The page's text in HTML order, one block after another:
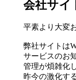
会社サイ
平素より大変
弊社サイトは
サービスのお
管理が煩雑化
昨今の激化す